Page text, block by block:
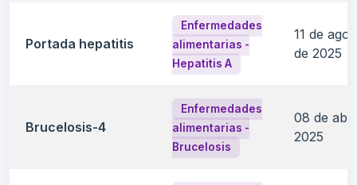
Portada hepatitis
Enfermedades
alimentarias -
Hepatitis A
11 de
de 2025
Brucelosis-4
Enfermedades
alimentarias -
Brucelosis
08 de
2025